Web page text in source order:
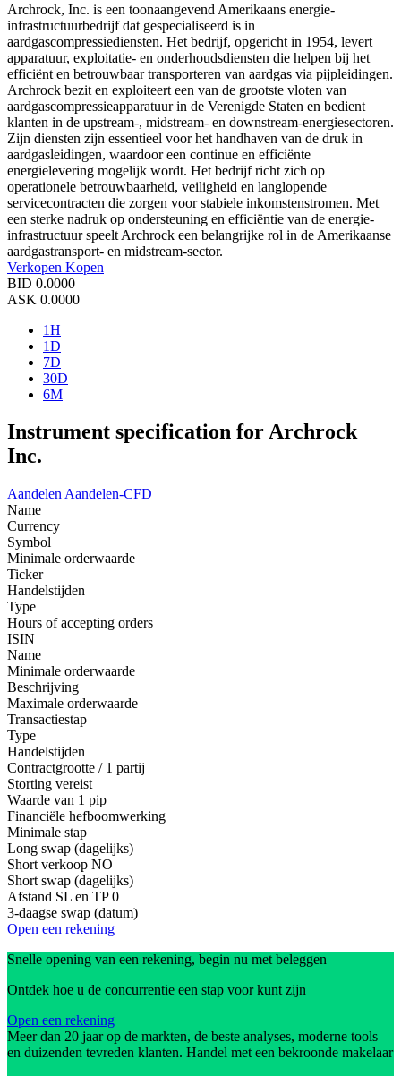
Archrock, Inc. is een toonaangevend Amerikaans energie-
infrastructuurbedrijf dat gespecialiseerd is in
aardgascompressiediensten. Het bedrijf, opgericht in 1954, levert
apparatuur, exploitatie- en onderhoudsdiensten die helpen bij het
efficiënt en betrouwbaar transporteren van aardgas via pijpleidingen.
Archrock bezit en exploiteert een van de grootste vloten van
aardgascompressieapparatuur in de Verenigde Staten en bedient
klanten in de upstream-, midstream- en downstream-energiesectoren.
Zijn diensten zijn essentieel voor het handhaven van de druk in
aardgasleidingen, waardoor een continue en efficiënte
energielevering mogelijk wordt. Het bedrijf richt zich op
operationele betrouwbaarheid, veiligheid en langlopende
servicecontracten die zorgen voor stabiele inkomstenstromen. Met
een sterke nadruk op ondersteuning en efficiëntie van de energie-
infrastructuur speelt Archrock een belangrijke rol in de Amerikaanse
aardgastransport- en midstream-sector.
Verkopen Kopen
BID 0.0000
ASK 0.0000
1H
1D
7D
30D
6M
Instrument specification for Archrock
Inc.
Aandelen Aandelen-CFD
Name
Currency
Symbol
Minimale orderwaarde
Ticker
Handelstijden
Type
Hours of accepting orders
ISIN
Name
Minimale orderwaarde
Beschrijving
Maximale orderwaarde
Transactiestap
Type
Handelstijden
Contractgrootte / 1 partij
Storting vereist
Waarde van 1 pip
Financiële hefboomwerking
Minimale stap
Long swap (dagelijks)
Short verkoop NO
Short swap (dagelijks)
Afstand SL en TP 0
3-daagse swap (datum)
Open een rekening
Snelle opening van een rekening, begin nu met beleggen
Ontdek hoe u de concurrentie een stap voor kunt zijn
Open een rekening
Meer dan 20 jaar op de markten, de beste analyses, moderne tools
en duizenden tevreden klanten. Handel met een bekroonde makelaar